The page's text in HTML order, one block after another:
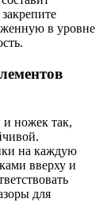
в уровне
ножек так,
на каждую
вверху и
для